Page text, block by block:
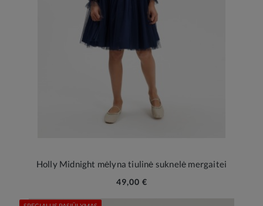
Holly Midnight mėlyna tiulinė suknelė mergaitei
49,00 €